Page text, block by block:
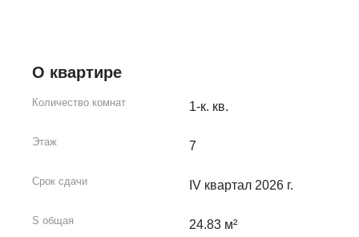
О квартире
Количество комнат 1-к. кв.
Этаж 7
Срок сдачи IV квартал 2026 г.
S общая 24.83 м²